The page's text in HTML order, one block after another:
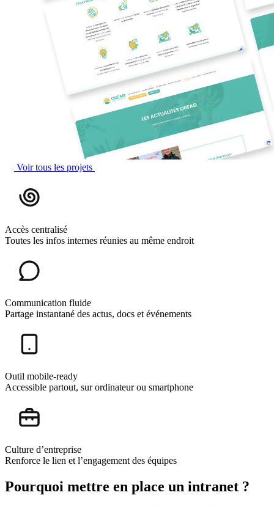
Voir tous les projets
Accès centralisé
Toutes les infos internes réunies au même endroit
Communication fluide
Partage instantané des actus, docs et événements
Outil mobile-ready
Accessible partout, sur ordinateur ou smartphone
Culture d’entreprise
Renforce le lien et l’engagement des équipes
Pourquoi mettre en place un intranet ?